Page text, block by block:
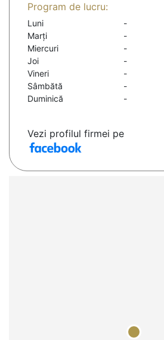
Program de lucru:
Luni
-
Marți
-
Miercuri
-
Joi
-
Vineri
-
Sâmbătă
-
Duminică
-
Vezi profilul firmei pe